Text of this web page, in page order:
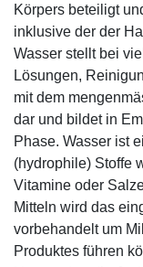
Körpers beteiligt
inklusive der der
Wasser stellt bei
Lösungen,
mit dem
dar und bildet in
Phase. Wasser ist
(hydrophile) Stoffe
Vitamine oder
Mitteln wird das
vorbehandelt um
Produktes führen